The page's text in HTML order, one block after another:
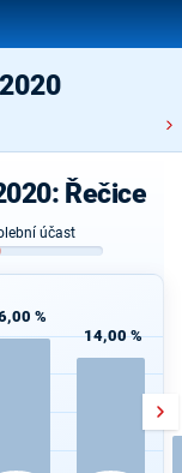
Řečice
účast
%
14,00 %